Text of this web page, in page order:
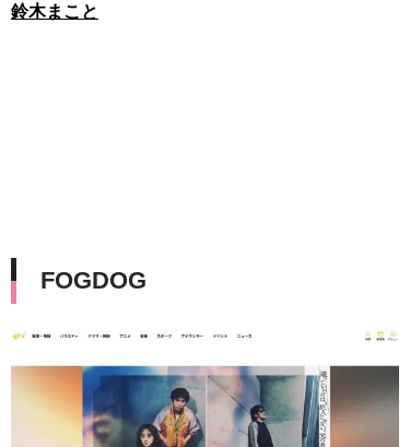
鈴木まこと
FOGDOG